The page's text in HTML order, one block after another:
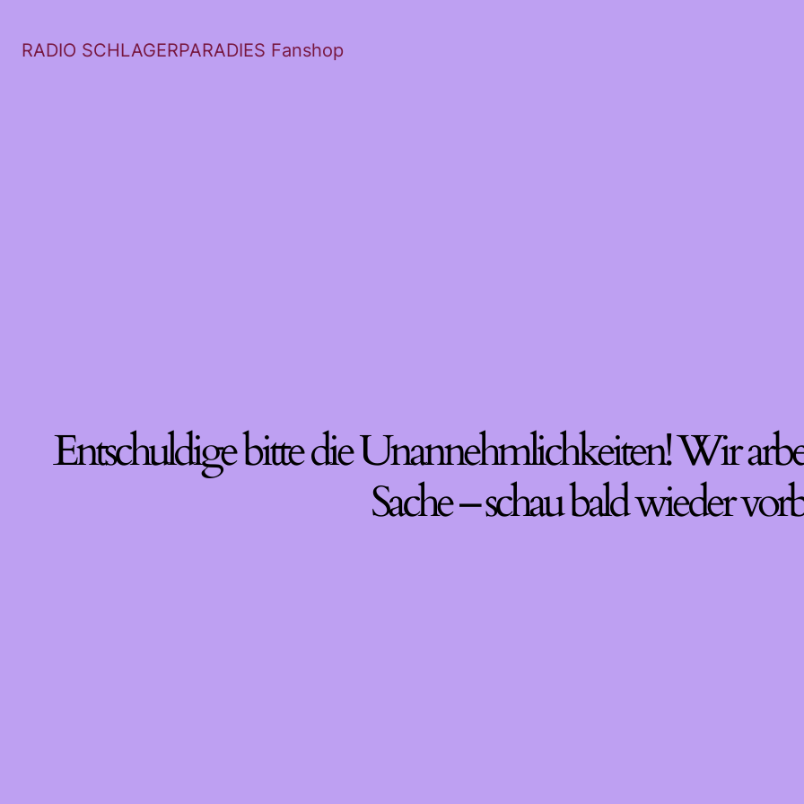
RADIO SCHLAGERPARADIES Fanshop
Entschuldige bitte die Unannehmlichkeiten! Wir
Sache – schau bald wieder